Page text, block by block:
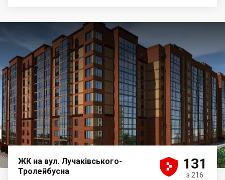
ЖК на вул. Лучаківського-
Тролейбусна




 131
з 216